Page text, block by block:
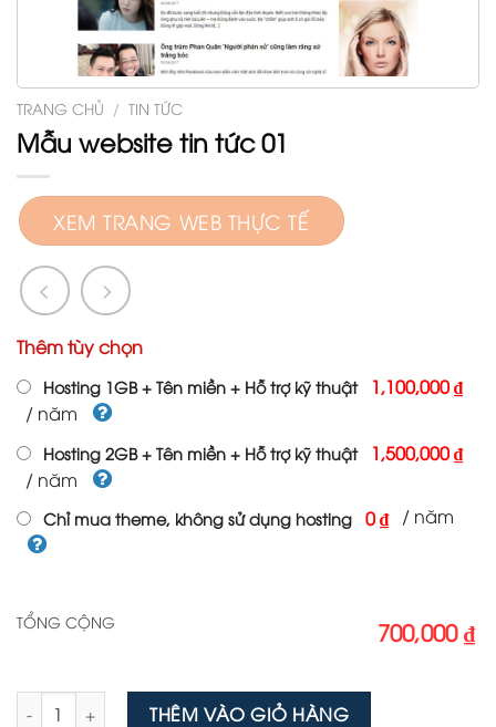
TRANG CHỦ / TIN TỨC
Mẫu website tin tức 01
XEM TRANG WEB THỰC TẾ
Thêm tùy chọn
Hosting 1GB + Tên miền + Hỗ trợ kỹ thuật
1,100,000 ₫
/ năm
Hosting 2GB + Tên miền + Hỗ trợ kỹ thuật
1,500,000 ₫
/ năm
Chỉ mua theme, không sử dụng hosting 0 ₫ / năm
TỔNG CỘNG 700,000 ₫
Mẫu website tin tức 01 số lượng
THÊM VÀO GIỎ HÀNG